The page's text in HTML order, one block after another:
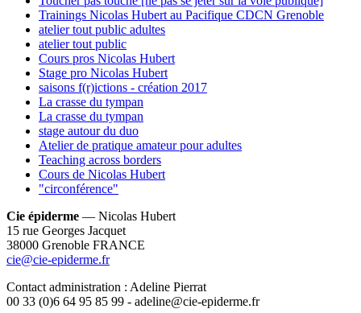
Trainings Nicolas Hubert au Pacifique CDCN Grenoble
atelier tout public adultes
atelier tout public
Cours pros Nicolas Hubert
Stage pro Nicolas Hubert
saisons f(r)ictions - création 2017
La crasse du tympan
La crasse du tympan
stage autour du duo
Atelier de pratique amateur pour adultes
Teaching across borders
Cours de Nicolas Hubert
"circonférence"
Cie épiderme — Nicolas Hubert
15 rue Georges Jacquet
38000 Grenoble FRANCE
cie@cie-epiderme.fr
Contact administration : Adeline Pierrat
00 33 (0)6 64 95 85 99 - adeline@cie-epiderme.fr